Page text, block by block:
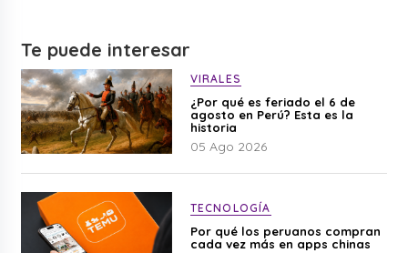
Te puede interesar
VIRALES
¿Por qué es feriado el 6 de
agosto en Perú? Esta es la
historia
05 Ago 2026
TECNOLOGÍA
Por qué los peruanos compran
cada vez más en apps chinas